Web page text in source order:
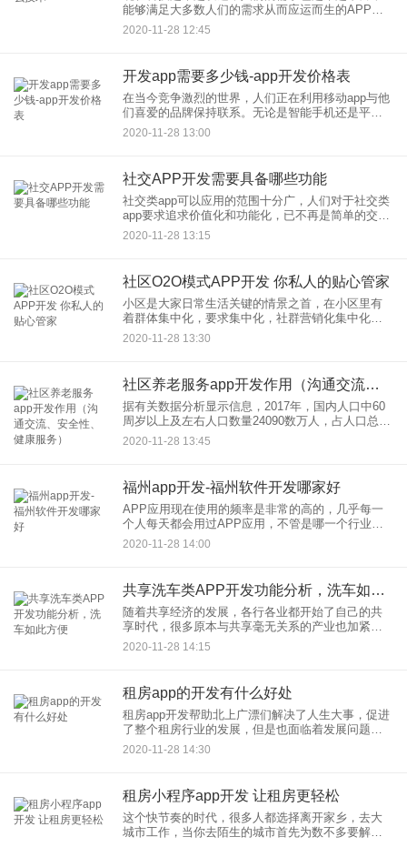
能够满足大多数人们的需求从而应运而生的APP，
可以称得上一款好的APP，一个完整的App开发需要
哪些技术？在回答这个问题之前，我们首先要了解
2020-11-28 12:45
开发app需要多少钱-app开发价格表
在当今竞争激烈的世界，人们正在利用移动app与他
们喜爱的品牌保持联系。无论是智能手机还是平板
电脑，移动app都能以一种简单的方式向潜在客户提
供所有信息。不管你做什么业务，移动app在获得新
2020-11-28 13:00
社交APP开发需要具备哪些功能
社交类app可以应用的范围十分广，人们对于社交类
app要求追求价值化和功能化，已不再是简单的交流
就能满足的需求。社交类app开发的用户核心需求，
才是开发者要认真考虑的。社交APP开发需要具备
2020-11-28 13:15
社区O2O模式APP开发 你私人的贴心管家
小区是大家日常生活关键的情景之首，在小区里有
着群体集中化，要求集中化，社群营销化集中化的
特性。社区O2OApp开发设计能够 非常好的运用这
种特性，打造出一个社区化的电子商务服务项目情
2020-11-28 13:30
社区养老服务app开发作用（沟通交流、安全性、健康服务）
据有关数据分析显示信息，2017年，国内人口中60
周岁以上及左右人口数量24090数万人，占人口总数
的17.3%，在其中65周岁以上及左右人口数量15831
数万人，占人口总数的11.4%。60周岁以上
2020-11-28 13:45
福州app开发-福州软件开发哪家好
APP应用现在使用的频率是非常的高的，几乎每一
个人每天都会用过APP应用，不管是哪一个行业，
为了适应这个社会的大趋势都会制作属于自己的
APP迎合时代的需求，为客户们带去更多的方便，
2020-11-28 14:00
共享洗车类APP开发功能分析，洗车如此方便
随着共享经济的发展，各行各业都开始了自己的共
享时代，很多原本与共享毫无关系的产业也加紧了
脚步，就好比如我们的洗车行业，传统的洗车行业
会存在需要人员值班，每一次洗车都非常缓慢，如
2020-11-28 14:15
租房app的开发有什么好处
租房app开发帮助北上广漂们解决了人生大事，促进
了整个租房行业的发展，但是也面临着发展问题。
租房是刚需这个前提没法解决所有的问题，用户使
用的体验变得越来越差。一、租房app开发有什么好
2020-11-28 14:30
租房小程序app开发 让租房更轻松
这个快节奏的时代，很多人都选择离开家乡，去大
城市工作，当你去陌生的城市首先为数不多要解决